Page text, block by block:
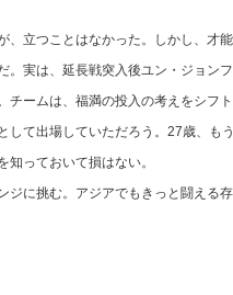
立つことはなかった。しかし、才
。実は、延長戦突入後ユン・ジョン
チームは、福満の投入の考えをシフ
して出場していただろう。27歳、
知っておいて損はない。
に挑む。アジアでもきっと闘える